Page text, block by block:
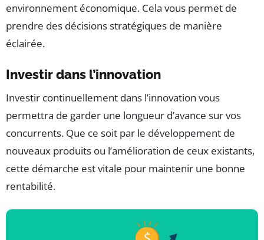
environnement économique. Cela vous permet de
prendre des décisions stratégiques de manière
éclairée.
Investir dans l’innovation
Investir continuellement dans l’innovation vous
permettra de garder une longueur d’avance sur vos
concurrents. Que ce soit par le développement de
nouveaux produits ou l’amélioration de ceux existants,
cette démarche est vitale pour maintenir une bonne
rentabilité.